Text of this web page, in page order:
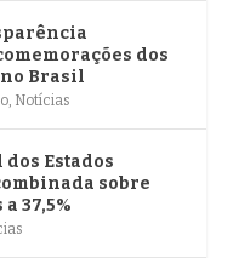
dos
Brasil
Notícias
Estados
sobre
37,5%